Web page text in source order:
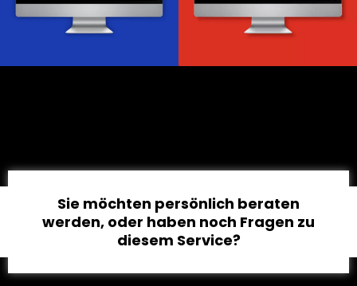
Webdesign & -entwicklung
Sie möchten persönlich beraten
werden, oder haben noch Fragen zu
diesem Service?